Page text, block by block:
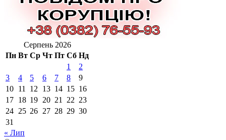
Серпень 2026
Пн Вт Ср Чт Пт Сб Нд
1
2
3
4 5 6 7 8
9
10 11 12 13 14 15 16
17 18 19 20 21 22 23
24 25 26 27 28 29 30
31
« Лип